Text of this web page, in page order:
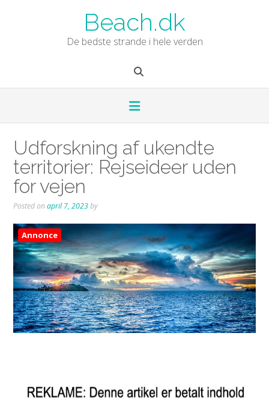
Beach.dk
De bedste strande i hele verden
Udforskning af ukendte
territorier: Rejseideer uden
for vejen
Posted onapril 7, 2023by
Annonce